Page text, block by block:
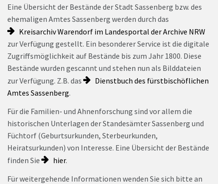
Eine Übersicht der Bestände der Stadt Sassenberg bzw. des
ehemaligen Amtes Sassenberg werden durch das
Kreisarchiv Warendorf im Landesportal der Archive NRW
zur Verfügung gestellt. Ein besonderer Service ist die digitale
Zugriffsmöglichkeit auf Bestände bis zum Jahr 1800. Diese
Bestände wurden gescannt und stehen nun als Bilddateien
zur Verfügung. Z.B. das
Dienstbuch des fürstbischöflichen
Amtes Sassenberg.
Für die Familien- und Ahnenforschung sind vor allem die
historischen Unterlagen der Standesämter Sassenberg und
Füchtorf (Geburtsurkunden, Sterbeurkunden,
Heiratsurkunden) von Interesse. Eine Übersicht der Bestände
finden Sie
hier.
Für weitergehende Informationen wenden Sie sich bitte an